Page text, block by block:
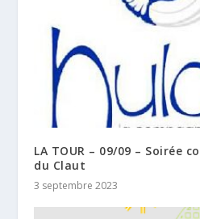
LA TOUR – 09/09 – Soirée
du Claut
3 septembre 2023